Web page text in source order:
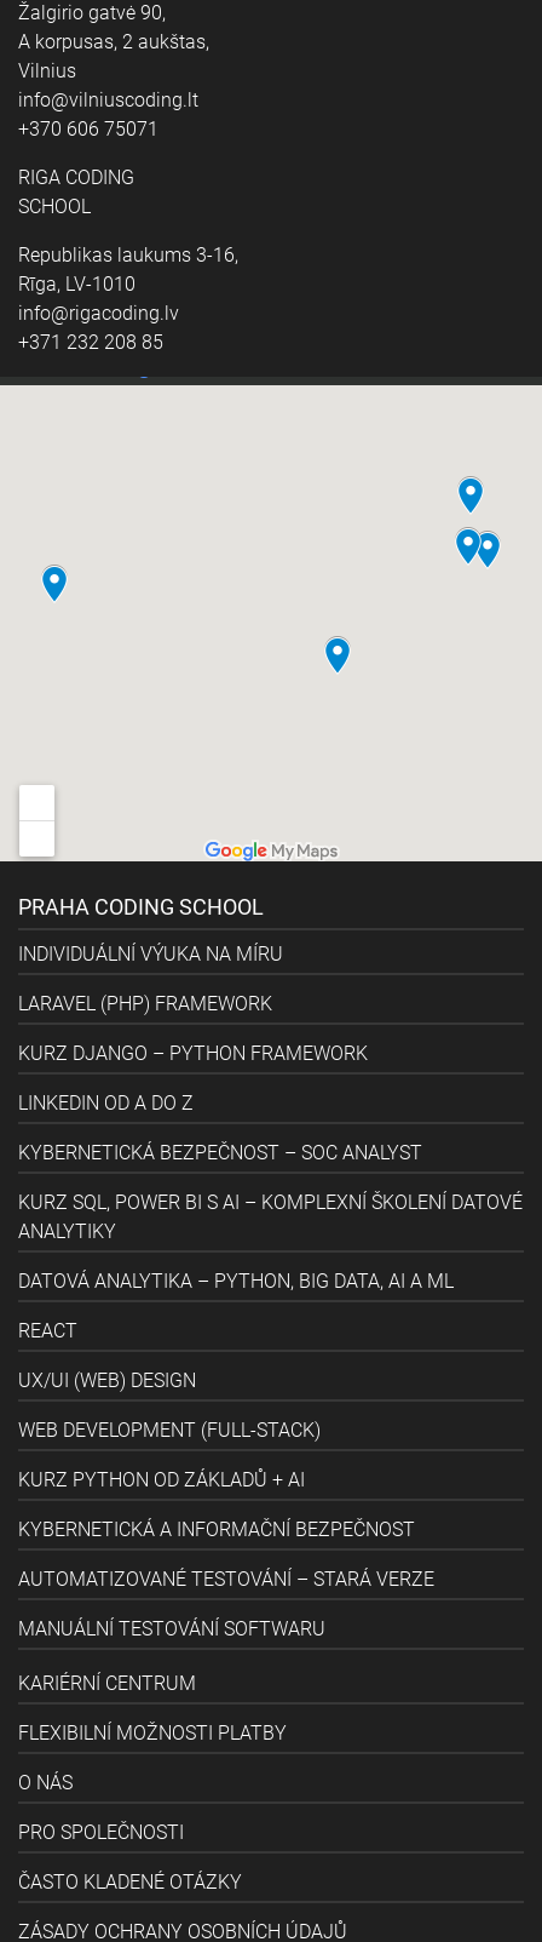
Žalgirio gatvė 90,
A korpusas, 2 aukštas,
Vilnius
info@vilniuscoding.lt
+370 606 75071
RIGA CODING
SCHOOL
Republikas laukums 3-16,
Rīga, LV-1010
info@rigacoding.lv
+371 232 208 85
PRAHA CODING SCHOOL
INDIVIDUÁLNÍ VÝUKA NA MÍRU
LARAVEL (PHP) FRAMEWORK
KURZ DJANGO – PYTHON FRAMEWORK
LINKEDIN OD A DO Z
KYBERNETICKÁ BEZPEČNOST – SOC ANALYST
KURZ SQL, POWER BI S AI – KOMPLEXNÍ ŠKOLENÍ DATOVÉ
ANALYTIKY
DATOVÁ ANALYTIKA – PYTHON, BIG DATA, AI A ML
REACT
UX/UI (WEB) DESIGN
WEB DEVELOPMENT (FULL-STACK)
KURZ PYTHON OD ZÁKLADŮ + AI
KYBERNETICKÁ A INFORMAČNÍ BEZPEČNOST
AUTOMATIZOVANÉ TESTOVÁNÍ – STARÁ VERZE
MANUÁLNÍ TESTOVÁNÍ SOFTWARU
KARIÉRNÍ CENTRUM
FLEXIBILNÍ MOŽNOSTI PLATBY
O NÁS
PRO SPOLEČNOSTI
ČASTO KLADENÉ OTÁZKY
ZÁSADY OCHRANY OSOBNÍCH ÚDAJŮ